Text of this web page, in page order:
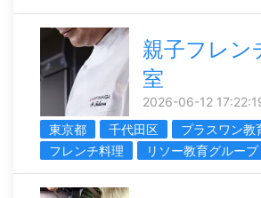
親子フレン
室
2026-06-12
東京都
千代田区
プラスワン教
フレンチ料理
リソー教育グループ